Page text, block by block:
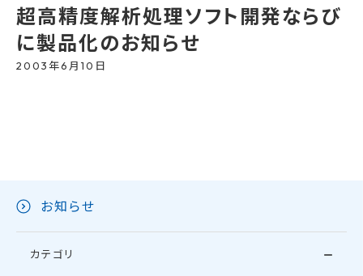
超高精度解析処理ソフト開発ならび
に製品化のお知らせ
2003年6月10日
お知らせ
カテゴリ